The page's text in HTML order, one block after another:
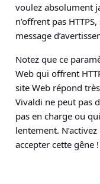
voulez absolument
n’offrent pas
message
Notez que ce
Web qui offrent
site Web répond
Vivaldi ne peut pas
pas en charge ou
lentement.
accepter cette gêne !